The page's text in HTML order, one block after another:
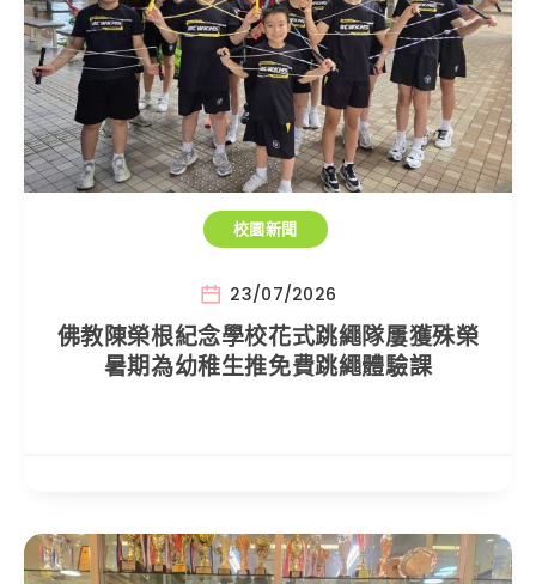
校園新聞
23/07/2026
佛教陳榮根紀念學校花式跳繩隊屢獲殊榮
暑期為幼稚生推免費跳繩體驗課